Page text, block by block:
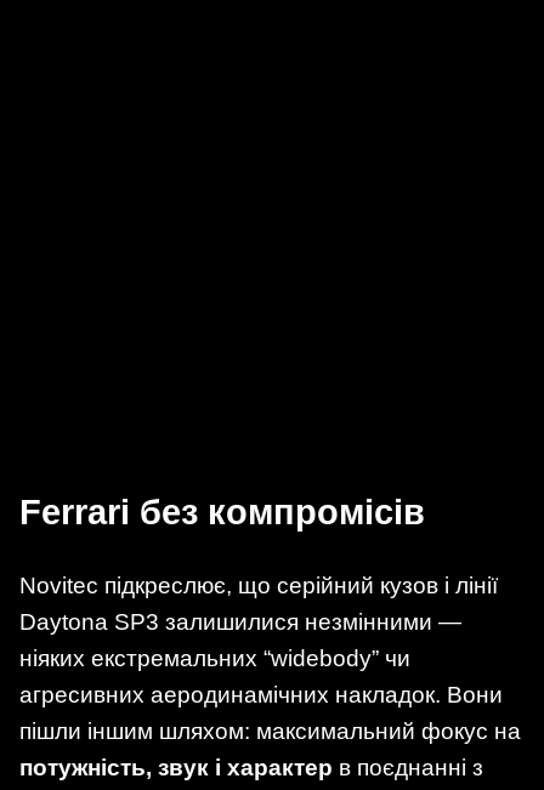
Ferrari без компромісів
Novitec підкреслює, що серійний кузов і лінії
Daytona SP3 залишилися незмінними —
ніяких екстремальних “widebody” чи
агресивних аеродинамічних накладок. Вони
пішли іншим шляхом: максимальний фокус на
потужність, звук і характер в поєднанні з